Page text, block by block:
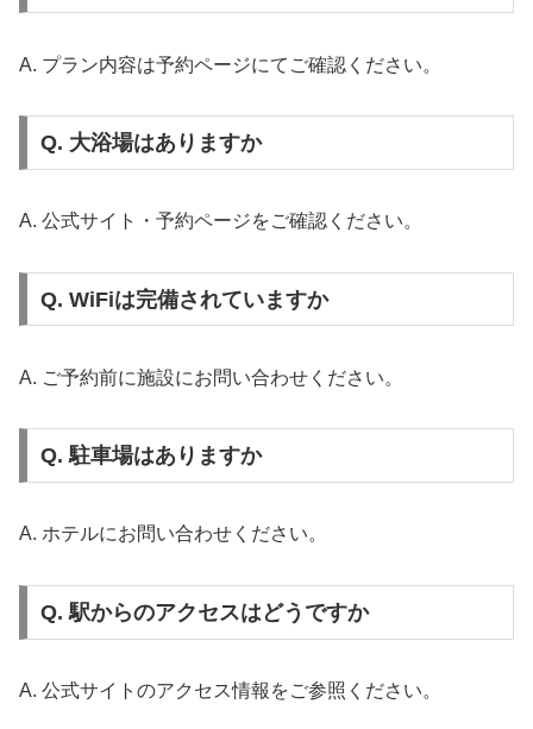
A. プラン内容は予約ページにてご確認ください。
Q. 大浴場はありますか
A. 公式サイト・予約ページをご確認ください。
Q. WiFiは完備されていますか
A. ご予約前に施設にお問い合わせください。
Q. 駐車場はありますか
A. ホテルにお問い合わせください。
Q. 駅からのアクセスはどうですか
A. 公式サイトのアクセス情報をご参照ください。